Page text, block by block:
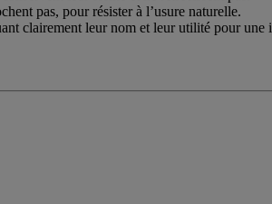
leur forme et ne rétrécissent pas.
pas, pour résister à l’usure naturelle.
clairement leur nom et leur utilité pour une